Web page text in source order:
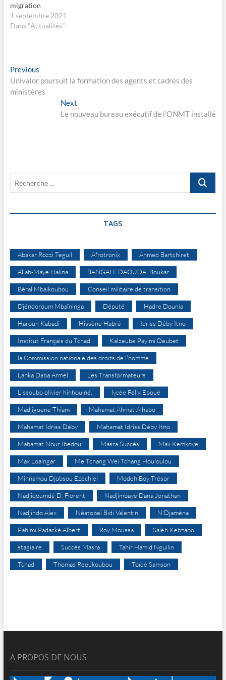
v
r
e
d
n
o
u
v
)
n
e
n
f
e
migration
1 septembre 2021
Dans "Actualités"
Navigation
de
PreviousPrevious
post:
Univalor poursuit la formation des agents et cadres des
ministères
Next
post:
Le nouveau bureau exécutif de l’ONMT installé
Recherche
TAGS
Abakar Rozzi Teguil Afrotronix Ahmed Bartchiret
Allah-Maye Halina BANGALI DAOUDA Boukar
Béral Mbaïkoubou Conseil militaire de transition
Djéndoroum Mbaïninga Député Hadre Dounia
Haroun Kabadi Hissène Habré Idriss Déby Itno
Institut Français du Tchad Kalzeubé Payimi Deubet
la Commission nationale des droits de l’homme
Lanka Daba Armel Les Transformateurs
Lissoubo olivier hinhoulné. lycée Félix Eboué
Madjiguene Thiam Mahamat Ahmat Alhabo
Mahamat Idriss Déby Mahamat Idriss Déby Itno
Mahamat Nour Ibedou Masra Succès Max Kemkoye
Max Loalngar Me Tchang Wei Tchang Houloulou
Minnamou Djobsou Ezechiel Modeh Boy Trésor
Nadjidoumdé D. Florent Nadjimbaye Dana Jonathan
Nadjindo Alex Néatobeï Bidi Valentin N’Djaména
Pahimi Padacké Albert Roy Moussa Saleh Kebzabo
stagiaire Succès Masra Tahir Hamid Nguilin
Tchad Thomas Reoukoubou Toïdé Samson
A PROPOS DE NOUS